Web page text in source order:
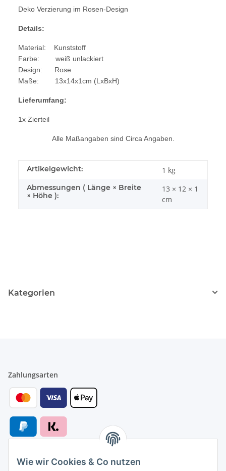
Deko Verzierung im Rosen-Design
Details:
Material: Kunststoff
Farbe: weiß unlackiert
Design: Rose
Maße: 13x14x1cm (LxBxH)
Lieferumfang:
1x Zierteil
Alle Maßangaben sind Circa Angaben.
Artikelgewicht: 1 kg
Abmessungen ( Länge × Breite
× Höhe ):
13 × 12 × 1
cm
Kategorien
Zahlungsarten
Versandarten
Wie wir Cookies & Co nutzen